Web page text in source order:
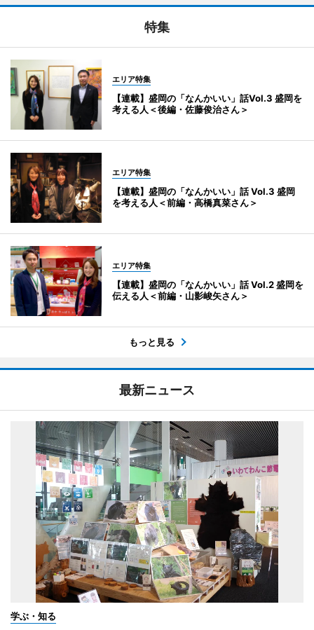
特集
エリア特集
【連載】盛岡の「なんかいい」話Vol.3 盛岡を
考える人＜後編・佐藤俊治さん＞
エリア特集
【連載】盛岡の「なんかいい」話 Vol.3 盛岡
を考える人＜前編・高橋真菜さん＞
エリア特集
【連載】盛岡の「なんかいい」話 Vol.2 盛岡を
伝える人＜前編・山影峻矢さん＞
もっと見る
最新ニュース
学ぶ・知る